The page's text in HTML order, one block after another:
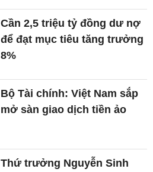
Cần 2,5 triệu tỷ đồng dư nợ
để đạt mục tiêu tăng trưởng
8%
Bộ Tài chính: Việt Nam sắp
mở sàn giao dịch tiền ảo
Thứ trưởng Nguyễn Sinh